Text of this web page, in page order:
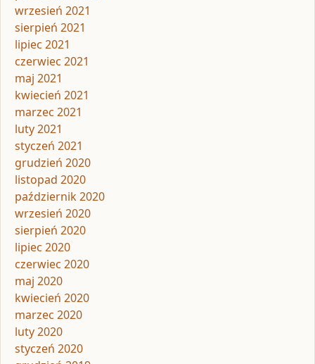
wrzesień 2021
sierpień 2021
lipiec 2021
czerwiec 2021
maj 2021
kwiecień 2021
marzec 2021
luty 2021
styczeń 2021
grudzień 2020
listopad 2020
październik 2020
wrzesień 2020
sierpień 2020
lipiec 2020
czerwiec 2020
maj 2020
kwiecień 2020
marzec 2020
luty 2020
styczeń 2020